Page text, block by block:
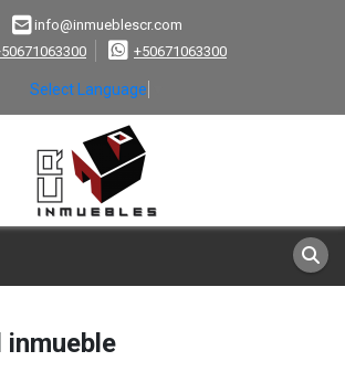
info@inmueblescr.com
+50671063300
Select Language
inmueble